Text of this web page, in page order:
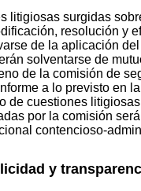
litigiosas surgidas
resolución y
de la aplicación
solventarse de
de la comisión de
a lo previsto en
de cuestiones
por la comisión
contencioso-
y